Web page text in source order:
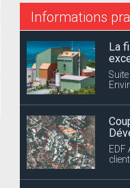
Informations
La
EDF